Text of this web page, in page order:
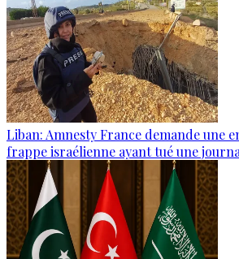
Liban: Amnesty France demande une
frappe israélienne ayant tué une